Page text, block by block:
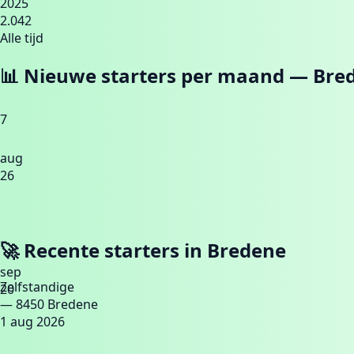
2.042
Alle tijd
📊 Nieuwe starters per maand —
7
aug
26
sep
20
🚀 Recente starters in Bredene
Zelfstandige
— 8450 Bredene
1 aug 2026